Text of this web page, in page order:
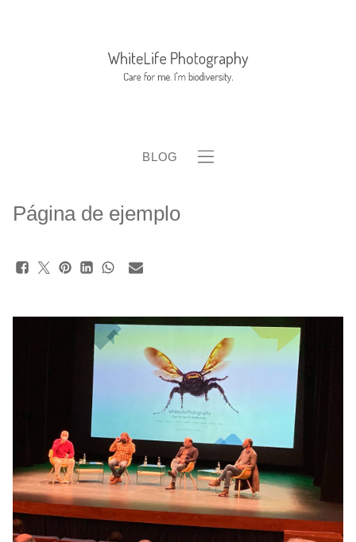
BLOG
Página de ejemplo